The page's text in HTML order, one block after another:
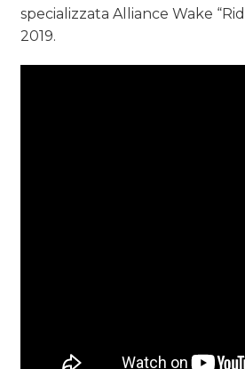
specializzata Alliance Wake
2019.